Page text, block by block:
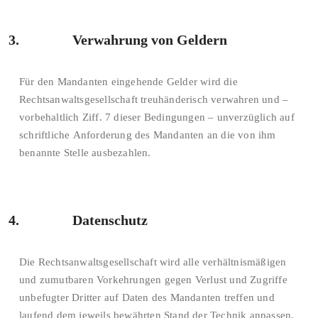
3. Verwahrung von Geldern
Für den Mandanten eingehende Gelder wird die
Rechtsanwaltsgesellschaft treuhänderisch verwahren und –
vorbehaltlich Ziff. 7 dieser Bedingungen – unverzüglich auf
schriftliche Anforderung des Mandanten an die von ihm
benannte Stelle ausbezahlen.
4. Datenschutz
Die Rechtsanwaltsgesellschaft wird alle verhältnismäßigen
und zumutbaren Vorkehrungen gegen Verlust und Zugriffe
unbefugter Dritter auf Daten des Mandanten treffen und
laufend dem jeweils bewährten Stand der Technik anpassen.